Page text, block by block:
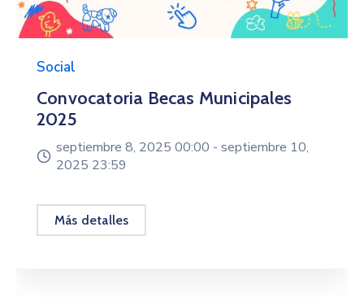
Social
Convocatoria Becas Municipales
2025
septiembre 8, 2025 00:00 - septiembre 10,
2025 23:59
Más detalles